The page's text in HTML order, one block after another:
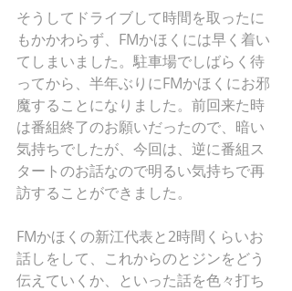
そうしてドライブして時間を取ったに
もかかわらず、FMかほくには早く着い
てしまいました。駐車場でしばらく待
ってから、半年ぶりにFMかほくにお邪
魔することになりました。前回来た時
は番組終了のお願いだったので、暗い
気持ちでしたが、今回は、逆に番組ス
タートのお話なので明るい気持ちで再
訪することができました。
FMかほくの新江代表と2時間くらいお
話しをして、これからのとジンをどう
伝えていくか、といった話を色々打ち